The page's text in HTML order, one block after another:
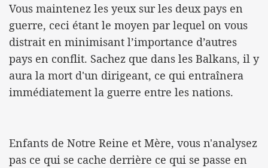
Vous maintenez les yeux sur les deux pays en
guerre, ceci étant le moyen par lequel on vous
distrait en minimisant l’importance d’autres
pays en conflit. Sachez que dans les Balkans, il y
aura la mort d'un dirigeant, ce qui entraînera
immédiatement la guerre entre les nations.
Enfants de Notre Reine et Mère, vous n'analysez
pas ce qui se cache derrière ce qui se passe en